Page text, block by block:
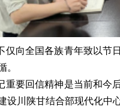
仅向全国各族青年致以
。
重要回信精神是当前和
川陕甘结合部现代化中